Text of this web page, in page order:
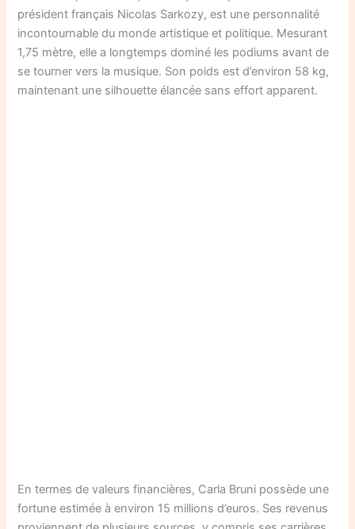
président français Nicolas Sarkozy, est une personnalité
incontournable du monde artistique et politique. Mesurant
1,75 mètre, elle a longtemps dominé les podiums avant de
se tourner vers la musique. Son poids est d’environ 58 kg,
maintenant une silhouette élancée sans effort apparent.
En termes de valeurs financières, Carla Bruni possède une
fortune estimée à environ 15 millions d’euros. Ses revenus